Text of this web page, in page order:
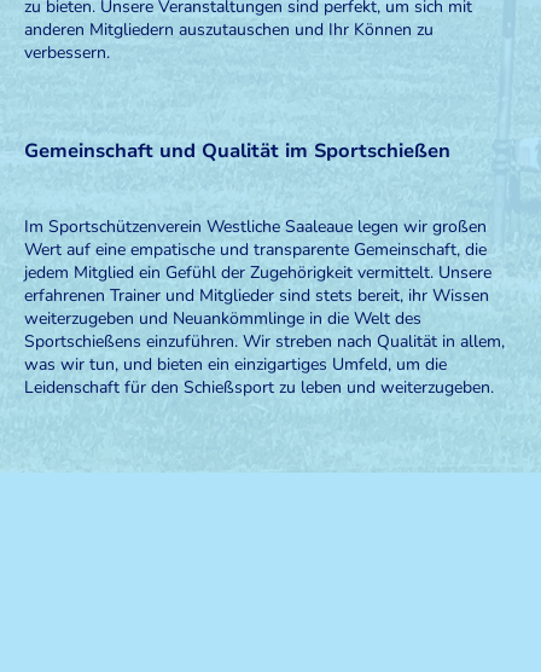
zu bieten. Unsere Veranstaltungen sind perfekt, um sich mit
anderen Mitgliedern auszutauschen und Ihr Können zu
verbessern.
Gemeinschaft und Qualität im Sportschießen
Im Sportschützenverein Westliche Saaleaue legen wir großen
Wert auf eine empatische und transparente Gemeinschaft, die
jedem Mitglied ein Gefühl der Zugehörigkeit vermittelt. Unsere
erfahrenen Trainer und Mitglieder sind stets bereit, ihr Wissen
weiterzugeben und Neuankömmlinge in die Welt des
Sportschießens einzuführen. Wir streben nach Qualität in allem,
was wir tun, und bieten ein einzigartiges Umfeld, um die
Leidenschaft für den Schießsport zu leben und weiterzugeben.